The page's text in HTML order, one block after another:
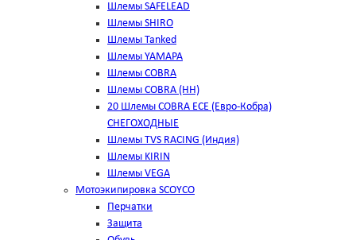
Шлемы SAFELEAD
Шлемы SHIRO
Шлемы Tanked
Шлемы YAMAPA
Шлемы COBRA
Шлемы COBRA (HH)
20 Шлемы COBRA ECE (Евро-Кобра)
СНЕГОХОДНЫЕ
Шлемы TVS RACING (Индия)
Шлемы KIRIN
Шлемы VEGA
Мотоэкипировка SCOYCO
Перчатки
Защита